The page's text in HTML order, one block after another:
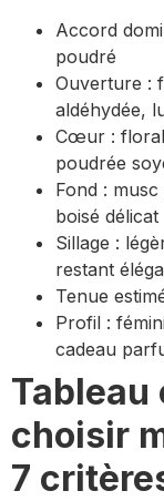
Accord
poudré
Ouverture :
aldéhydée,
Cœur :
poudrée
Fond :
boisé délicat
Sillage :
restant
Tenue
Profil :
cadeau
choisir
7